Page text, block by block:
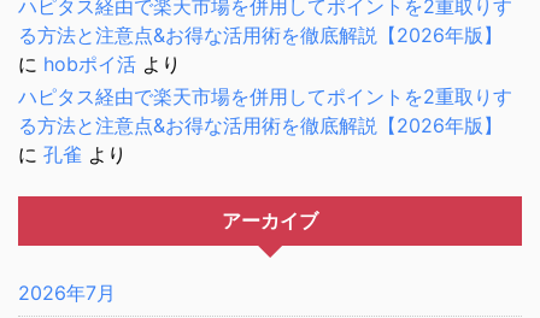
ハピタス経由で楽天市場を併用してポイントを2重取りす
る方法と注意点&お得な活用術を徹底解説【2026年版】
に hobポイ活 より
ハピタス経由で楽天市場を併用してポイントを2重取りす
る方法と注意点&お得な活用術を徹底解説【2026年版】
に 孔雀 より
アーカイブ
2026年7月